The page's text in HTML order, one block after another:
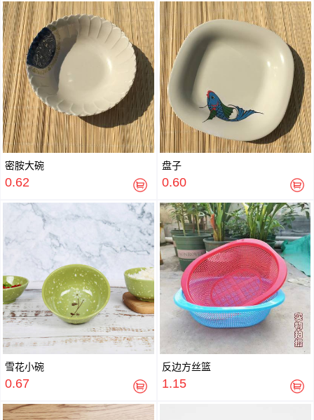
密胺大碗
0.62
盘子
0.60
雪花小碗
0.67
反边方丝篮
1.15